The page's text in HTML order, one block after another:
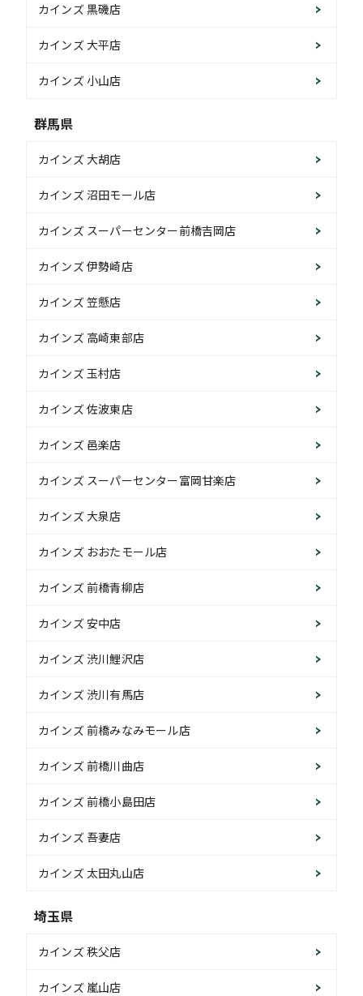
カインズ 黒磯店
カインズ 大平店
カインズ 小山店
群馬県
カインズ 大胡店
カインズ 沼田モール店
カインズ スーパーセンター前橋吉岡店
カインズ 伊勢崎店
カインズ 笠懸店
カインズ 高崎東部店
カインズ 玉村店
カインズ 佐波東店
カインズ 邑楽店
カインズ スーパーセンター富岡甘楽店
カインズ 大泉店
カインズ おおたモール店
カインズ 前橋青柳店
カインズ 安中店
カインズ 渋川鯉沢店
カインズ 渋川有馬店
カインズ 前橋みなみモール店
カインズ 前橋川曲店
カインズ 前橋小島田店
カインズ 吾妻店
カインズ 太田丸山店
埼玉県
カインズ 秩父店
カインズ 嵐山店